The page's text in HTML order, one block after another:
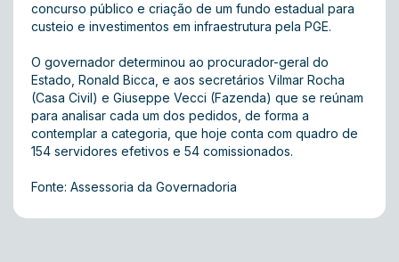
concurso público e criação de um fundo estadual para
custeio e investimentos em infraestrutura pela PGE.
O governador determinou ao procurador-geral do
Estado, Ronald Bicca, e aos secretários Vilmar Rocha
(Casa Civil) e Giuseppe Vecci (Fazenda) que se reúnam
para analisar cada um dos pedidos, de forma a
contemplar a categoria, que hoje conta com quadro de
154 servidores efetivos e 54 comissionados.
Fonte: Assessoria da Governadoria